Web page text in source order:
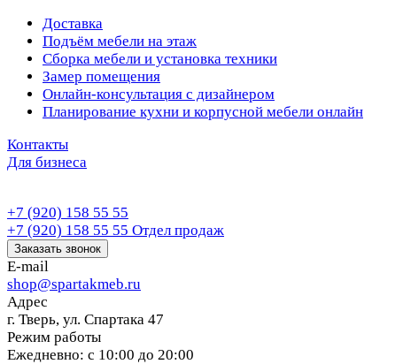
Доставка
Подъём мебели на этаж
Сборка мебели и установка техники
Замер помещения
Онлайн-консультация с дизайнером
Планирование кухни и корпусной мебели онлайн
Контакты
Для бизнеса
+7 (920) 158 55 55
+7 (920) 158 55 55 Отдел продаж
Заказать звонок
E-mail
shop@spartakmeb.ru
Адрес
г. Тверь, ул. Спартака 47
Режим работы
Ежедневно: с 10:00 до 20:00